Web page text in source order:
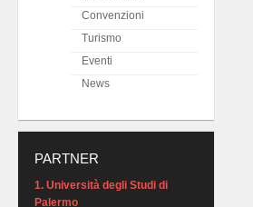
Convenzioni
Turismo
Eventi
News
PARTNER
1. Università degli Studi di
Palermo